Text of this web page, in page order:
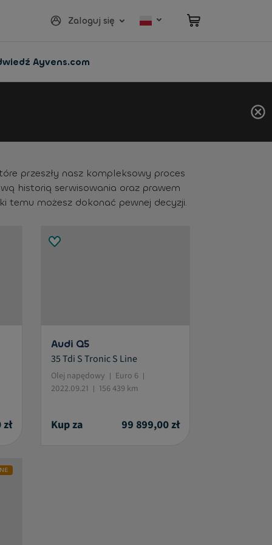
Zaloguj się
Ayvens.com
przeszły nasz kompleksowy proces
historią serwisowania oraz prawem
temu możesz dokonać pewnej decyzji.
Audi Q5
35 Tdi S Tronic S Line
Olej napędowy
Euro 6
2022.09.21
156 439 km
Kup za 99 899,00 zł